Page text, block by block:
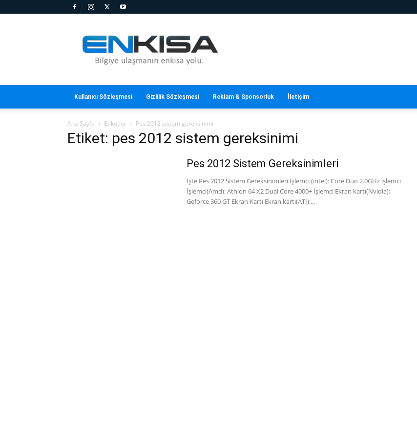
Kısa
Kullanıcı Sözleşmesi Gizlilik Sözleşmesi Reklam & Sponsorluk İletişim
Ana Sayfa Etiketler Pes 2012 sistem gereksinimi
Etiket: pes 2012 sistem gereksinimi
Pes 2012 Sistem Gereksinimleri
İşte Pes 2012 Sistem Gereksinimleri:İşlemci (intel): Core Duo 2.0GHz işlemci
İşlemci(Amd): Athlon 64 X2 Dual Core 4000+ İşlemci Ekran kartı(Nvidia):
Geforce 360 GT Ekran Kartı Ekran kartı(ATI):...